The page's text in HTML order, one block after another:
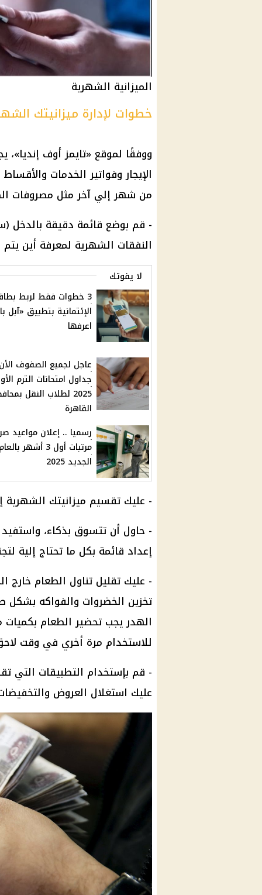
الميزانية الشهرية
خطوات لإدارة ميزانيتك
ووفقًا لموقع «تايمز أوف إنديا»،
الإيجار وفواتير الخدمات
من شهر إلي آخر مثل مصروفات
- قم بوضع قائمة دقيقة بالدخل
النفقات الشهرية لمعرفة أين
لا يفوتك
3 خطوات فقط لربط
الإئتمانية بتطبيق «آبل
اعرفها
عاجل لجميع الصفوف
جداول امتحانات الترم
2025 لطلاب النقل
القاهرة
رسميا .. إعلان مواعيد
مرتبات أول 3 أشهر
الجديد 2025
- عليك تقسيم ميزانيتك الشهرية
- حاول أن تتسوق بذكاء،
إعداد قائمة بكل ما تحتاج إلية
- عليك تقليل تناول الطعام خارج
تخزين الخضروات والفواكه
الهدر يجب تحضير الطعام بكميات
للاستخدام مرة أخري في وقت
- قم بإستخدام التطبيقات التي
عليك استغلال العروض